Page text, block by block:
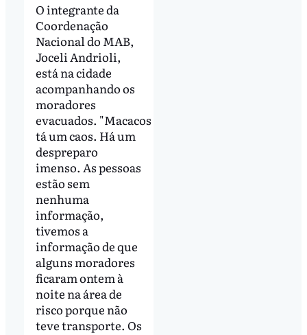
O integrante da
Coordenação
Nacional do MAB,
Joceli Andrioli,
está na cidade
acompanhando os
moradores
evacuados. "Macacos
tá um caos. Há um
despreparo
imenso. As pessoas
estão sem
nenhuma
informação,
tivemos a
informação de que
alguns moradores
ficaram ontem à
noite na área de
risco porque não
teve transporte. Os